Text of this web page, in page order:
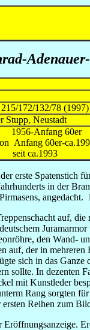
172/132/78 (1997)
Stupp, Neustadt
Anfang 60er
Anfang 60er-
ca.1993
erste
in der
angedacht.
auf,
den Wand-
der in
sich in das
sollte. In
mit Kunstleder
Rang sorgten
ersten Reihen zum
Eröffnungsanzeige.